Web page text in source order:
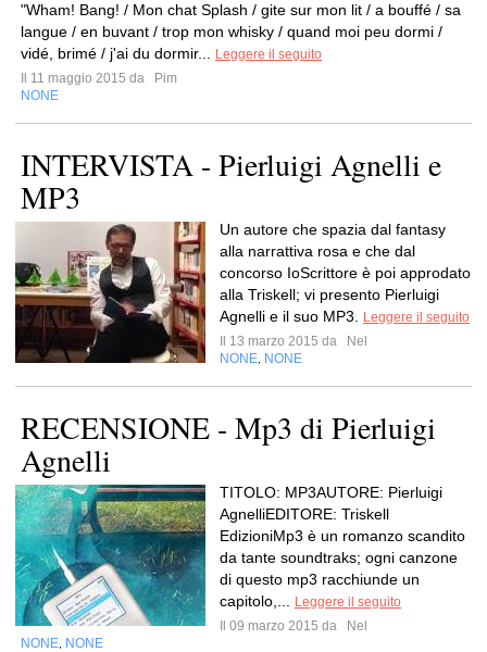
"Wham! Bang! / Mon chat Splash / gite sur mon lit / a bouffé / sa
langue / en buvant / trop mon whisky / quand moi peu dormi /
vidé, brimé / j'ai du dormir...
Leggere il seguito
Il 11 maggio 2015 da
Pim
NONE
INTERVISTA - Pierluigi Agnelli e
MP3
Un autore che spazia dal fantasy
alla narrattiva rosa e che dal
concorso IoScrittore è poi approdato
alla Triskell; vi presento Pierluigi
Agnelli e il suo MP3.
Leggere il seguito
Il 13 marzo 2015 da
Nel
NONE NONE
RECENSIONE - Mp3 di Pierluigi
Agnelli
TITOLO: MP3AUTORE: Pierluigi
AgnelliEDITORE: Triskell
EdizioniMp3 è un romanzo scandito
da tante soundtraks; ogni canzone
di questo mp3 racchiunde un
capitolo,...
Leggere il seguito
Il 09 marzo 2015 da
Nel
NONE NONE